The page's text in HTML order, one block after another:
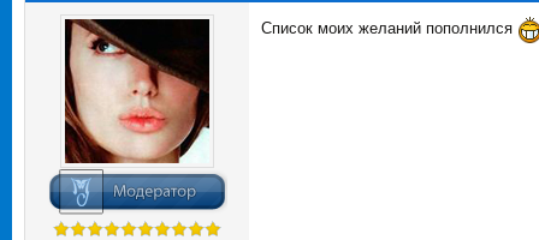
Список моих желаний пополнился